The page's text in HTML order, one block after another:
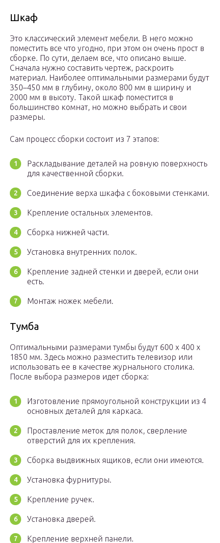
Шкаф
Это классический элемент мебели. В него можно
поместить все что угодно, при этом он очень прост в
сборке. По сути, делаем все, что описано выше.
Сначала нужно составить чертеж, раскроить
материал. Наиболее оптимальными размерами будут
350–450 мм в глубину, около 800 мм в ширину и
2000 мм в высоту. Такой шкаф поместится в
большинство комнат, но можно выбрать и свои
размеры.
Сам процесс сборки состоит из 7 этапов:
Раскладывание деталей на ровную поверхность
для качественной сборки.
Соединение верха шкафа с боковыми стенками.
Крепление остальных элементов.
Сборка нижней части.
Установка внутренних полок.
Крепление задней стенки и дверей, если они
есть.
Монтаж ножек мебели.
Тумба
Оптимальными размерами тумбы будут 600 х 400 х
1850 мм. Здесь можно разместить телевизор или
использовать ее в качестве журнального столика.
После выбора размеров идет сборка:
Изготовление прямоугольной конструкции из 4
основных деталей для каркаса.
Проставление меток для полок, сверление
отверстий для их крепления.
Сборка выдвижных ящиков, если они имеются.
Установка фурнитуры.
Крепление ручек.
Установка дверей.
Крепление верхней панели.